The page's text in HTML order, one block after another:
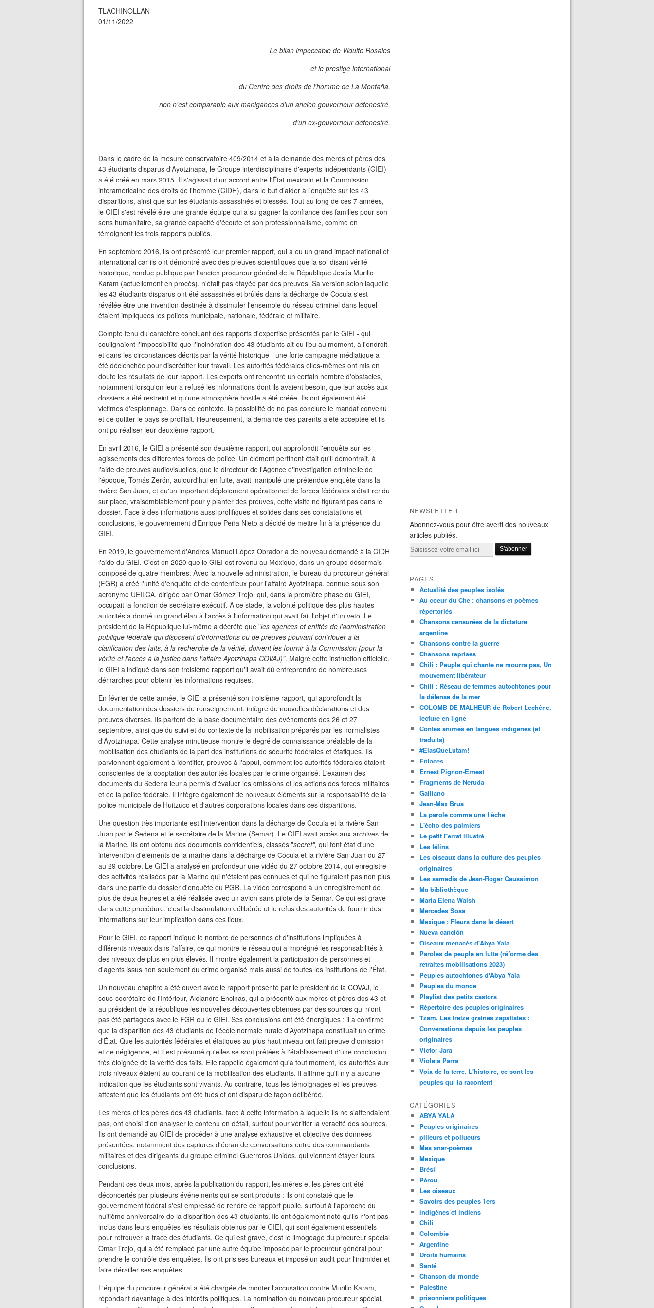
TLACHINOLLAN
01/11/2022
Le bilan impeccable de Vidulfo Rosales
et le prestige international
du Centre des droits de l'homme de La Montaña,
rien n'est comparable aux manigances d'un ancien gouverneur défenestré.
d'un ex-gouverneur défenestré.
Dans le cadre de la mesure conservatoire 409/2014 et à la demande des mères et pères des
43 étudiants disparus d'Ayotzinapa, le Groupe interdisciplinaire d'experts indépendants (GIEI)
a été créé en mars 2015. Il s'agissait d'un accord entre l'État mexicain et la Commission
interaméricaine des droits de l'homme (CIDH), dans le but d'aider à l'enquête sur les 43
disparitions, ainsi que sur les étudiants assassinés et blessés. Tout au long de ces 7 années,
le GIEI s'est révélé être une grande équipe qui a su gagner la confiance des familles pour son
sens humanitaire, sa grande capacité d'écoute et son professionnalisme, comme en
témoignent les trois rapports publiés.
En septembre 2016, ils ont présenté leur premier rapport, qui a eu un grand impact national et
international car ils ont démontré avec des preuves scientifiques que la soi-disant vérité
historique, rendue publique par l'ancien procureur général de la République Jesús Murillo
Karam (actuellement en procès), n'était pas étayée par des preuves. Sa version selon laquelle
les 43 étudiants disparus ont été assassinés et brûlés dans la décharge de Cocula s'est
révélée être une invention destinée à dissimuler l'ensemble du réseau criminel dans lequel
étaient impliquées les polices municipale, nationale, fédérale et militaire.
Compte tenu du caractère concluant des rapports d'expertise présentés par le GIEI - qui
soulignaient l'impossibilité que l'incinération des 43 étudiants ait eu lieu au moment, à l'endroit
et dans les circonstances décrits par la vérité historique - une forte campagne médiatique a
été déclenchée pour discréditer leur travail. Les autorités fédérales elles-mêmes ont mis en
doute les résultats de leur rapport. Les experts ont rencontré un certain nombre d'obstacles,
notamment lorsqu'on leur a refusé les informations dont ils avaient besoin, que leur accès aux
dossiers a été restreint et qu'une atmosphère hostile a été créée. Ils ont également été
victimes d'espionnage. Dans ce contexte, la possibilité de ne pas conclure le mandat convenu
et de quitter le pays se profilait. Heureusement, la demande des parents a été acceptée et ils
ont pu réaliser leur deuxième rapport.
En avril 2016, le GIEI a présenté son deuxième rapport, qui approfondit l'enquête sur les
agissements des différentes forces de police. Un élément pertinent était qu'il démontrait, à
l'aide de preuves audiovisuelles, que le directeur de l'Agence d'investigation criminelle de
l'époque, Tomás Zerón, aujourd'hui en fuite, avait manipulé une prétendue enquête dans la
rivière San Juan, et qu'un important déploiement opérationnel de forces fédérales s'était rendu
sur place, vraisemblablement pour y planter des preuves, cette visite ne figurant pas dans le
dossier. Face à des informations aussi prolifiques et solides dans ses constatations et
conclusions, le gouvernement d'Enrique Peña Nieto a décidé de mettre fin à la présence du
GIEI.
En 2019, le gouvernement d'Andrés Manuel López Obrador a de nouveau demandé à la CIDH
l'aide du GIEI. C'est en 2020 que le GIEI est revenu au Mexique, dans un groupe désormais
composé de quatre membres. Avec la nouvelle administration, le bureau du procureur général
(FGR) a créé l'unité d'enquête et de contentieux pour l'affaire Ayotzinapa, connue sous son
acronyme UEILCA, dirigée par Omar Gómez Trejo, qui, dans la première phase du GIEI,
occupait la fonction de secrétaire exécutif. A ce stade, la volonté politique des plus hautes
autorités a donné un grand élan à l'accès à l'information qui avait fait l'objet d'un veto. Le
président de la République lui-même a décrété que "les agences et entités de l'administration
publique fédérale qui disposent d'informations ou de preuves pouvant contribuer à la
clarification des faits, à la recherche de la vérité, doivent les fournir à la Commission (pour la
vérité et l'accès à la justice dans l'affaire Ayotzinapa COVAJ)". Malgré cette instruction officielle,
le GIEI a indiqué dans son troisième rapport qu'il avait dû entreprendre de nombreuses
démarches pour obtenir les informations requises.
En février de cette année, le GIEI a présenté son troisième rapport, qui approfondit la
documentation des dossiers de renseignement, intègre de nouvelles déclarations et des
preuves diverses. Ils partent de la base documentaire des événements des 26 et 27
septembre, ainsi que du suivi et du contexte de la mobilisation préparés par les normalistes
d'Ayotzinapa. Cette analyse minutieuse montre le degré de connaissance préalable de la
mobilisation des étudiants de la part des institutions de sécurité fédérales et étatiques. Ils
parviennent également à identifier, preuves à l'appui, comment les autorités fédérales étaient
conscientes de la cooptation des autorités locales par le crime organisé. L'examen des
documents du Sedena leur a permis d'évaluer les omissions et les actions des forces militaires
et de la police fédérale. Il intègre également de nouveaux éléments sur la responsabilité de la
police municipale de Huitzuco et d'autres corporations locales dans ces disparitions.
Une question très importante est l'intervention dans la décharge de Cocula et la rivière San
Juan par le Sedena et le secrétaire de la Marine (Semar). Le GIEI avait accès aux archives de
la Marine. Ils ont obtenu des documents confidentiels, classés "secret", qui font état d'une
intervention d'éléments de la marine dans la décharge de Cocula et la rivière San Juan du 27
au 29 octobre. Le GIEI a analysé en profondeur une vidéo du 27 octobre 2014, qui enregistre
des activités réalisées par la Marine qui n'étaient pas connues et qui ne figuraient pas non plus
dans une partie du dossier d'enquête du PGR. La vidéo correspond à un enregistrement de
plus de deux heures et a été réalisée avec un avion sans pilote de la Semar. Ce qui est grave
dans cette procédure, c'est la dissimulation délibérée et le refus des autorités de fournir des
informations sur leur implication dans ces lieux.
Pour le GIEI, ce rapport indique le nombre de personnes et d'institutions impliquées à
différents niveaux dans l'affaire, ce qui montre le réseau qui a imprégné les responsabilités à
des niveaux de plus en plus élevés. Il montre également la participation de personnes et
d'agents issus non seulement du crime organisé mais aussi de toutes les institutions de l'État.
Un nouveau chapitre a été ouvert avec le rapport présenté par le président de la COVAJ, le
sous-secrétaire de l'Intérieur, Alejandro Encinas, qui a présenté aux mères et pères des 43 et
au président de la république les nouvelles découvertes obtenues par des sources qui n'ont
pas été partagées avec le FGR ou le GIEI. Ses conclusions ont été énergiques : il a confirmé
que la disparition des 43 étudiants de l'école normale rurale d'Ayotzinapa constituait un crime
d'État. Que les autorités fédérales et étatiques au plus haut niveau ont fait preuve d'omission
et de négligence, et il est présumé qu'elles se sont prêtées à l'établissement d'une conclusion
très éloignée de la vérité des faits. Elle rappelle également qu'à tout moment, les autorités aux
trois niveaux étaient au courant de la mobilisation des étudiants. Il affirme qu'il n'y a aucune
indication que les étudiants sont vivants. Au contraire, tous les témoignages et les preuves
attestent que les étudiants ont été tués et ont disparu de façon délibérée.
Les mères et les pères des 43 étudiants, face à cette information à laquelle ils ne s'attendaient
pas, ont choisi d'en analyser le contenu en détail, surtout pour vérifier la véracité des sources.
Ils ont demandé au GIEI de procéder à une analyse exhaustive et objective des données
présentées, notamment des captures d'écran de conversations entre des commandants
militaires et des dirigeants du groupe criminel Guerreros Unidos, qui viennent étayer leurs
conclusions.
Pendant ces deux mois, après la publication du rapport, les mères et les pères ont été
déconcertés par plusieurs événements qui se sont produits : ils ont constaté que le
gouvernement fédéral s'est empressé de rendre ce rapport public, surtout à l'approche du
huitième anniversaire de la disparition des 43 étudiants. Ils ont également noté qu'ils n'ont pas
inclus dans leurs enquêtes les résultats obtenus par le GIEI, qui sont également essentiels
pour retrouver la trace des étudiants. Ce qui est grave, c'est le limogeage du procureur spécial
Omar Trejo, qui a été remplacé par une autre équipe imposée par le procureur général pour
prendre le contrôle des enquêtes. Ils ont pris ses bureaux et imposé un audit pour l'intimider et
faire dérailler ses enquêtes.
L'équipe du procureur général a été chargée de monter l'accusation contre Murillo Karam,
répondant davantage à des intérêts politiques. La nomination du nouveau procureur spécial,
NEWSLETTER
Abonnez-vous pour être averti des nouveaux
articles publiés.
Email
PAGES
Actualité des peuples isolés
Au coeur du Che : chansons et poèmes
répertoriés
Chansons censurées de la dictature
argentine
Chansons contre la guerre
Chansons reprises
Chili : Peuple qui chante ne mourra pas, Un
mouvement libérateur
Chili : Réseau de femmes autochtones pour
la défense de la mer
COLOMB DE MALHEUR de Robert Lechêne,
lecture en ligne
Contes animés en langues indigènes (et
traduits)
#ElasQueLutam!
Enlaces
Ernest Pignon-Ernest
Fragments de Neruda
Galliano
Jean-Max Brua
La parole comme une flèche
L'écho des palmiers
Le petit Ferrat illustré
Les félins
Les oiseaux dans la culture des peuples
originaires
Les samedis de Jean-Roger Caussimon
Ma bibliothèque
Maria Elena Walsh
Mercedes Sosa
Mexique : Fleurs dans le désert
Nueva canción
Oiseaux menacés d'Abya Yala
Paroles de peuple en lutte (réforme des
retraites mobilisations 2023)
Peuples autochtones d'Abya Yala
Peuples du monde
Playlist des petits castors
Répertoire des peuples originaires
Tzam. Les treize graines zapatistes :
Conversations depuis les peuples
originaires
Victor Jara
Violeta Parra
Voix de la terre. L'histoire, ce sont les
peuples qui la racontent
CATÉGORIES
ABYA YALA
Peuples originaires
pilleurs et pollueurs
Mes anar-poèmes
Mexique
Brésil
Pérou
Les oiseaux
Savoirs des peuples 1ers
indigènes et indiens
Chili
Colombie
Argentine
Droits humains
Santé
Chanson du monde
Palestine
prisonniers politiques